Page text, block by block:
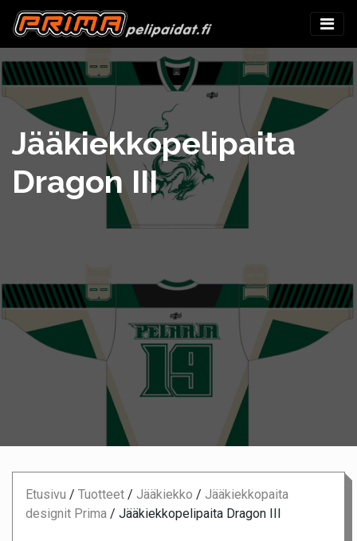
Jääkiekkopelipaita
Dragon III
Etusivu / Tuotteet / Jääkiekko / Jääkiekkopaita
designit Prima / Jääkiekkopelipaita Dragon III